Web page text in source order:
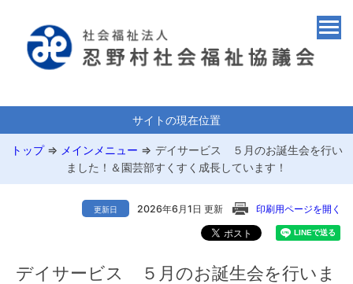
サイトの現在位置
トップ⇒ メインメニュー ⇒ デイサービス ５月のお誕生会を行い
ました！＆園芸部すくすく成長しています！
更新日 2026年6月1日 更新 印刷用ページを開く
デイサービス ５月のお誕生会を行いま